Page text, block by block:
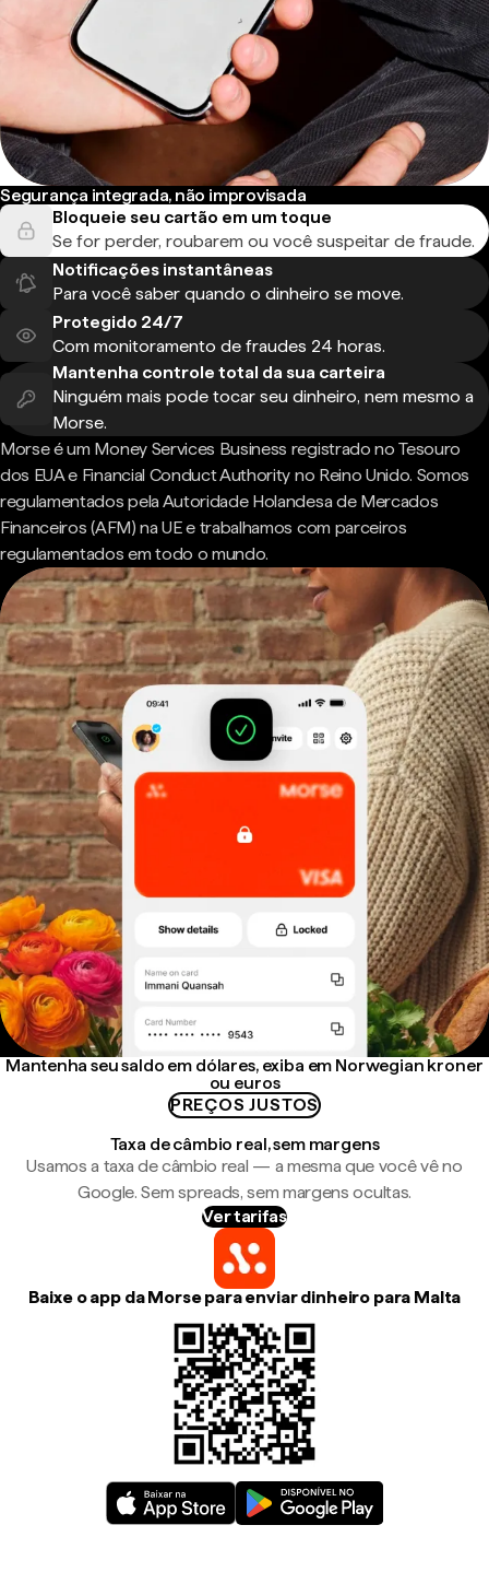
Segurança integrada, não improvisada
Bloqueie seu cartão em um toque
Se for perder, roubarem ou você suspeitar de fraude.
Notificações instantâneas
Para você saber quando o dinheiro se move.
Protegido 24/7
Com monitoramento de fraudes 24 horas.
Mantenha controle total da sua carteira
Ninguém mais pode tocar seu dinheiro, nem mesmo a
Morse.
Morse é um Money Services Business registrado no Tesouro
dos EUA e Financial Conduct Authority no Reino Unido. Somos
regulamentados pela Autoridade Holandesa de Mercados
Financeiros (AFM) na UE e trabalhamos com parceiros
regulamentados em todo o mundo.
Mantenha seu saldo em dólares, exiba em Norwegian kroner
ou euros
PREÇOS JUSTOS
Taxa de câmbio real, sem margens
Usamos a taxa de câmbio real — a mesma que você vê no
Google. Sem spreads, sem margens ocultas.
Ver tarifas
Baixe o app da Morse para enviar dinheiro para Malta